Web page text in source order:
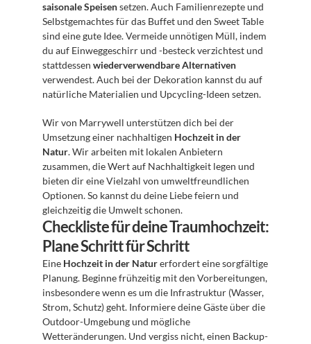
saisonale Speisen setzen. Auch Familienrezepte und
Selbstgemachtes für das Buffet und den Sweet Table
sind eine gute Idee. Vermeide unnötigen Müll, indem
du auf Einweggeschirr und -besteck verzichtest und
stattdessen wiederverwendbare Alternativen
verwendest. Auch bei der Dekoration kannst du auf
natürliche Materialien und Upcycling-Ideen setzen.
Wir von Marrywell unterstützen dich bei der
Umsetzung einer nachhaltigen Hochzeit in der
Natur. Wir arbeiten mit lokalen Anbietern
zusammen, die Wert auf Nachhaltigkeit legen und
bieten dir eine Vielzahl von umweltfreundlichen
Optionen. So kannst du deine Liebe feiern und
gleichzeitig die Umwelt schonen.
Checkliste für deine Traumhochzeit:
Plane Schritt für Schritt
Eine Hochzeit in der Natur erfordert eine sorgfältige
Planung. Beginne frühzeitig mit den Vorbereitungen,
insbesondere wenn es um die Infrastruktur (Wasser,
Strom, Schutz) geht. Informiere deine Gäste über die
Outdoor-Umgebung und mögliche
Wetteränderungen. Und vergiss nicht, einen Backup-